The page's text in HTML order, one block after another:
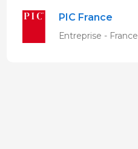
PIC France
Entreprise - France